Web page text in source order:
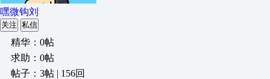
嘿微钩刘
关注 私信
精华：0帖
求助：0帖
帖子：3帖 | 156回